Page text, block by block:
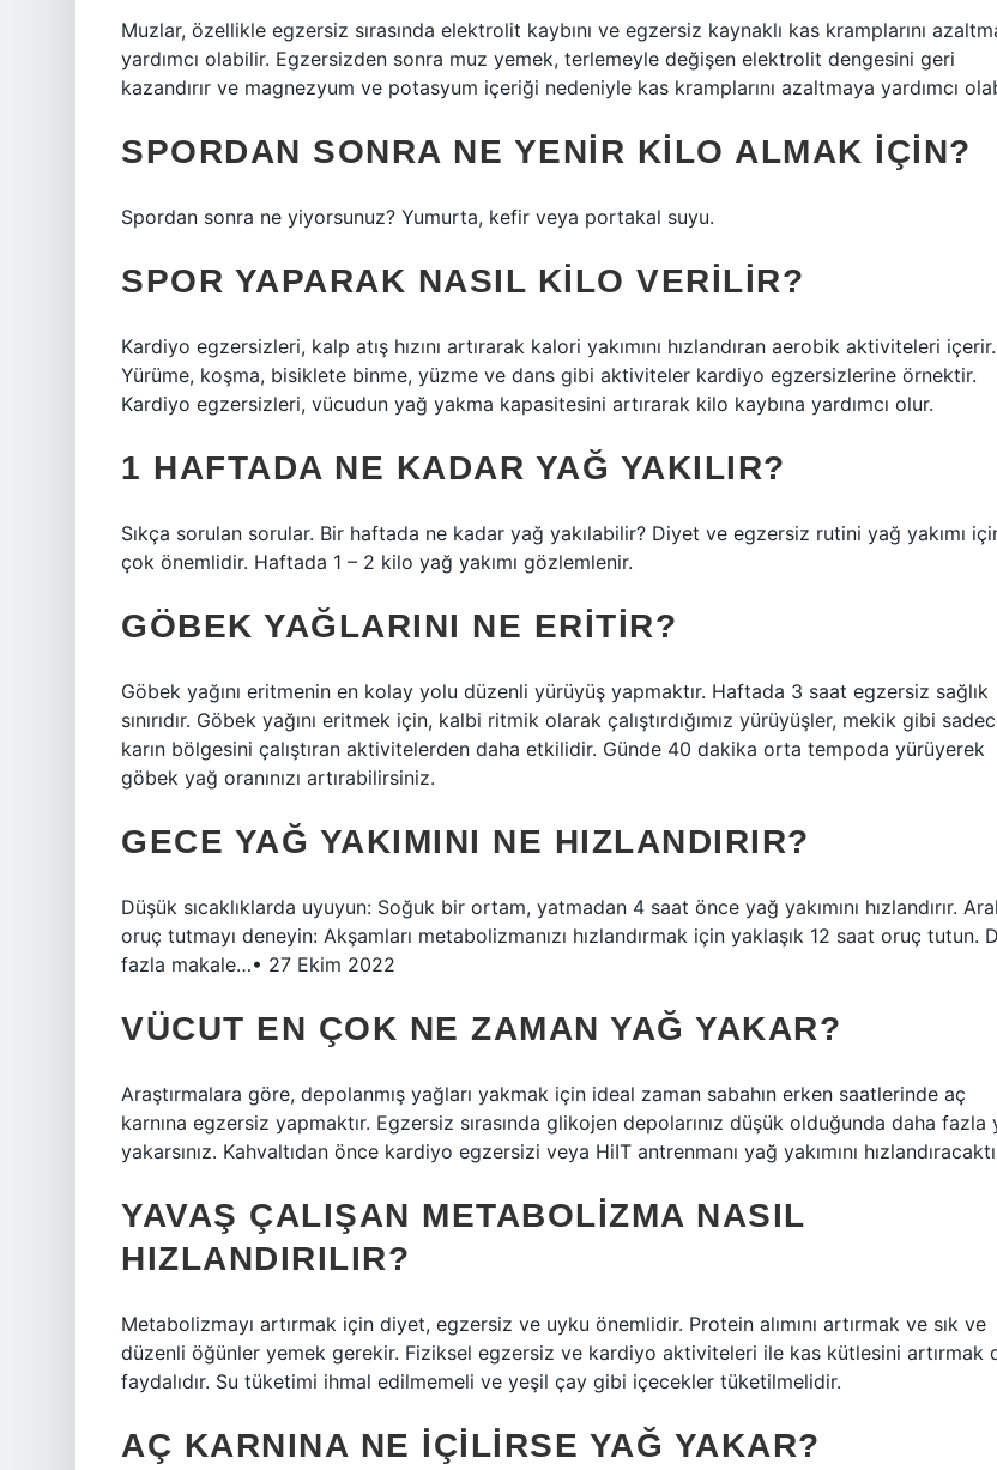
Muzlar, özellikle egzersiz sırasında elektrolit kaybını ve egzersiz kaynaklı kas kramplarını
yardımcı olabilir. Egzersizden sonra muz yemek, terlemeyle değişen elektrolit dengesini geri
kazandırır ve magnezyum ve potasyum içeriği nedeniyle kas kramplarını azaltmaya yardımcı
SPORDAN SONRA NE YENIR KILO ALMAK IÇIN?
Spordan sonra ne yiyorsunuz? Yumurta, kefir veya portakal suyu.
SPOR YAPARAK NASIL KILO VERILIR?
Kardiyo egzersizleri, kalp atış hızını artırarak kalori yakımını hızlandıran aerobik aktiviteleri içerir.
Yürüme, koşma, bisiklete binme, yüzme ve dans gibi aktiviteler kardiyo egzersizlerine örnektir.
Kardiyo egzersizleri, vücudun yağ yakma kapasitesini artırarak kilo kaybına yardımcı olur.
1 HAFTADA NE KADAR YAĞ YAKILIR?
Sıkça sorulan sorular. Bir haftada ne kadar yağ yakılabilir? Diyet ve egzersiz rutini yağ yakımı
çok önemlidir. Haftada 1 – 2 kilo yağ yakımı gözlemlenir.
GÖBEK YAĞLARINI NE ERITIR?
Göbek yağını eritmenin en kolay yolu düzenli yürüyüş yapmaktır. Haftada 3 saat egzersiz sağlık
sınırıdır. Göbek yağını eritmek için, kalbi ritmik olarak çalıştırdığımız yürüyüşler, mekik gibi
karın bölgesini çalıştıran aktivitelerden daha etkilidir. Günde 40 dakika orta tempoda yürüyerek
göbek yağ oranınızı artırabilirsiniz.
GECE YAĞ YAKIMINI NE HIZLANDIRIR?
Düşük sıcaklıklarda uyuyun: Soğuk bir ortam, yatmadan 4 saat önce yağ yakımını hızlandırır.
oruç tutmayı deneyin: Akşamları metabolizmanızı hızlandırmak için yaklaşık 12 saat oruç tutun.
fazla makale…• 27 Ekim 2022
VÜCUT EN ÇOK NE ZAMAN YAĞ YAKAR?
Araştırmalara göre, depolanmış yağları yakmak için ideal zaman sabahın erken saatlerinde aç
karnına egzersiz yapmaktır. Egzersiz sırasında glikojen depolarınız düşük olduğunda daha fazla
yakarsınız. Kahvaltıdan önce kardiyo egzersizi veya HiIT antrenmanı yağ yakımını
YAVAŞ ÇALIŞAN METABOLIZMA NASIL
HIZLANDIRILIR?
Metabolizmayı artırmak için diyet, egzersiz ve uyku önemlidir. Protein alımını artırmak ve sık ve
düzenli öğünler yemek gerekir. Fiziksel egzersiz ve kardiyo aktiviteleri ile kas kütlesini artırmak
faydalıdır. Su tüketimi ihmal edilmemeli ve yeşil çay gibi içecekler tüketilmelidir.
AÇ KARNINA NE IÇILIRSE YAĞ YAKAR?